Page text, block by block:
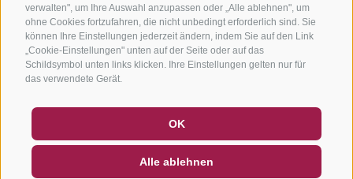
verwalten", um Ihre Auswahl anzupassen oder „Alle ablehnen", um
ohne Cookies fortzufahren, die nicht unbedingt erforderlich sind. Sie
können Ihre Einstellungen jederzeit ändern, indem Sie auf den Link
„Cookie-Einstellungen" unten auf der Seite oder auf das
Schildsymbol unten links klicken. Ihre Einstellungen gelten nur für
das verwendete Gerät.
OK
Alle ablehnen
NEWSLETTER
SOCIAL WALL WETTER